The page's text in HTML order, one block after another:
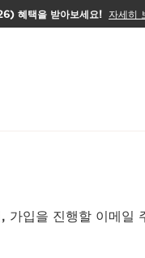
혜택을 받아보세요! 자세히
가입을 진행할 이메일